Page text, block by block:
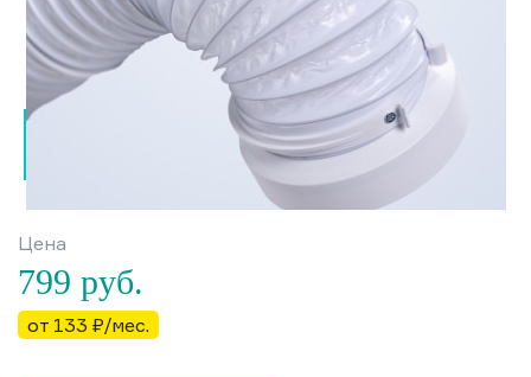
Цена
799 руб.
от 133 ₽/мес.